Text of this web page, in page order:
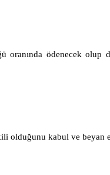
oranında ödenecek olup
olduğunu kabul ve beyan